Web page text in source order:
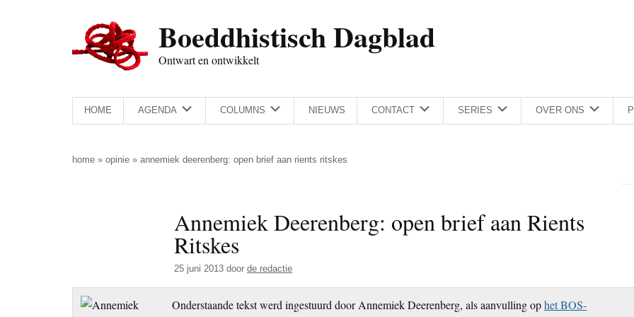
Boeddhistisch Dagblad
Ontwart en ontwikkelt
HOME AGENDA COLUMNS NIEUWS CONTACT SERIES OVER ONS
home » opinie » annemiek deerenberg: open brief aan rients ritskes
Annemiek Deerenberg: open brief aan Rients
Ritskes
25 juni 2013 door de redactie
Onderstaande tekst werd ingestuurd door Annemiek Deerenberg, als aanvulling ophet BOS-